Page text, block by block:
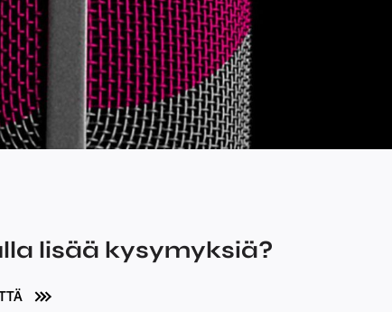
lisää kysymyksiä?